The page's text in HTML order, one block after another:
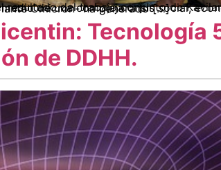
económica y política. Al igual que en el resto del mundo la pandemia del Covid -ahora en su variante Omicron- ha generado […]
Tecnología
de DDHH.